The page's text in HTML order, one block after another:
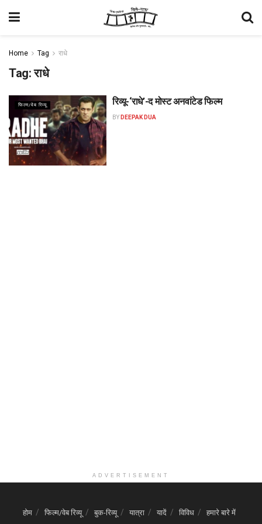
Home Tag राधे
Tag:राधे
फिल्म/वेब रिव्यू रिव्यू-‘राधे’-द मोस्ट अनवांटेड फिल्म
BY DEEPAK DUA
ADVERTISEMENT
होम फिल्म/वेब रिव्यू बुक-रिव्यू यात्रा यादें विविध हमारे बारे में